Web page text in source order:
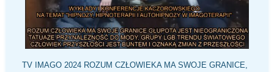
TV IMAGO 2024 ROZUM CZŁOWIEKA MA SWOJE GRANICE,